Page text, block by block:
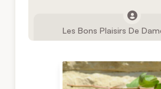
Les Bons Plaisirs De